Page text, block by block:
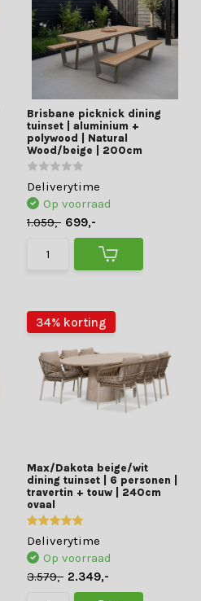
Brisbane picknick dining
tuinset | aluminium +
polywood | Natural
Wood/beige | 200cm
Deliverytime
Op voorraad
1.059,- 699,-
34% korting
Max/Dakota beige/wit
dining tuinset | 6 personen |
travertin + touw | 240cm
ovaal
Deliverytime
Op voorraad
3.579,- 2.349,-